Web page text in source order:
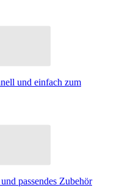
und einfach zum
passendes Zubehör